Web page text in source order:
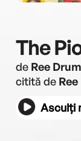
The
de Ree
citită de
Asculți